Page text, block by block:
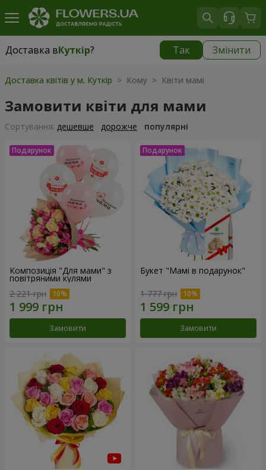
Доставка вКуткір? Так Змінити
Доставка вКуткір|
Доставка квітів у м. Куткір > Кому > Квіти мамі
Замовити квіти для мами
Сортування: дешевше дорожче популярні
Композиція "Для мами" з
повітряними кулями
2 221 грн
Замовити
Букет "Мамі в подарунок"
1 777 грн
Замовити